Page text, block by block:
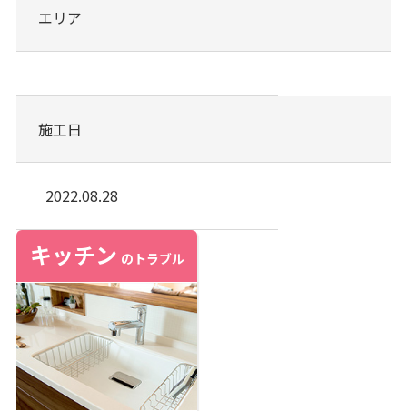
エリア
施工日
2022.08.28
キッチン のトラブル